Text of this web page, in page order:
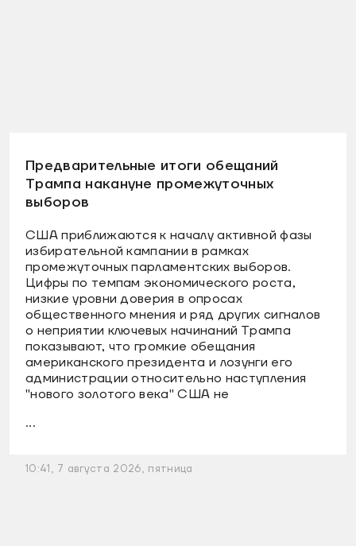
Предварительные итоги обещаний
Трампа накануне промежуточных
выборов
США приближаются к началу активной фазы
избирательной кампании в рамках
промежуточных парламентских выборов.
Цифры по темпам экономического роста,
низкие уровни доверия в опросах
общественного мнения и ряд других сигналов
о неприятии ключевых начинаний Трампа
показывают, что громкие обещания
американского президента и лозунги его
администрации относительно наступления
"нового золотого века" США не
...
10:41, 7 августа 2026, пятница